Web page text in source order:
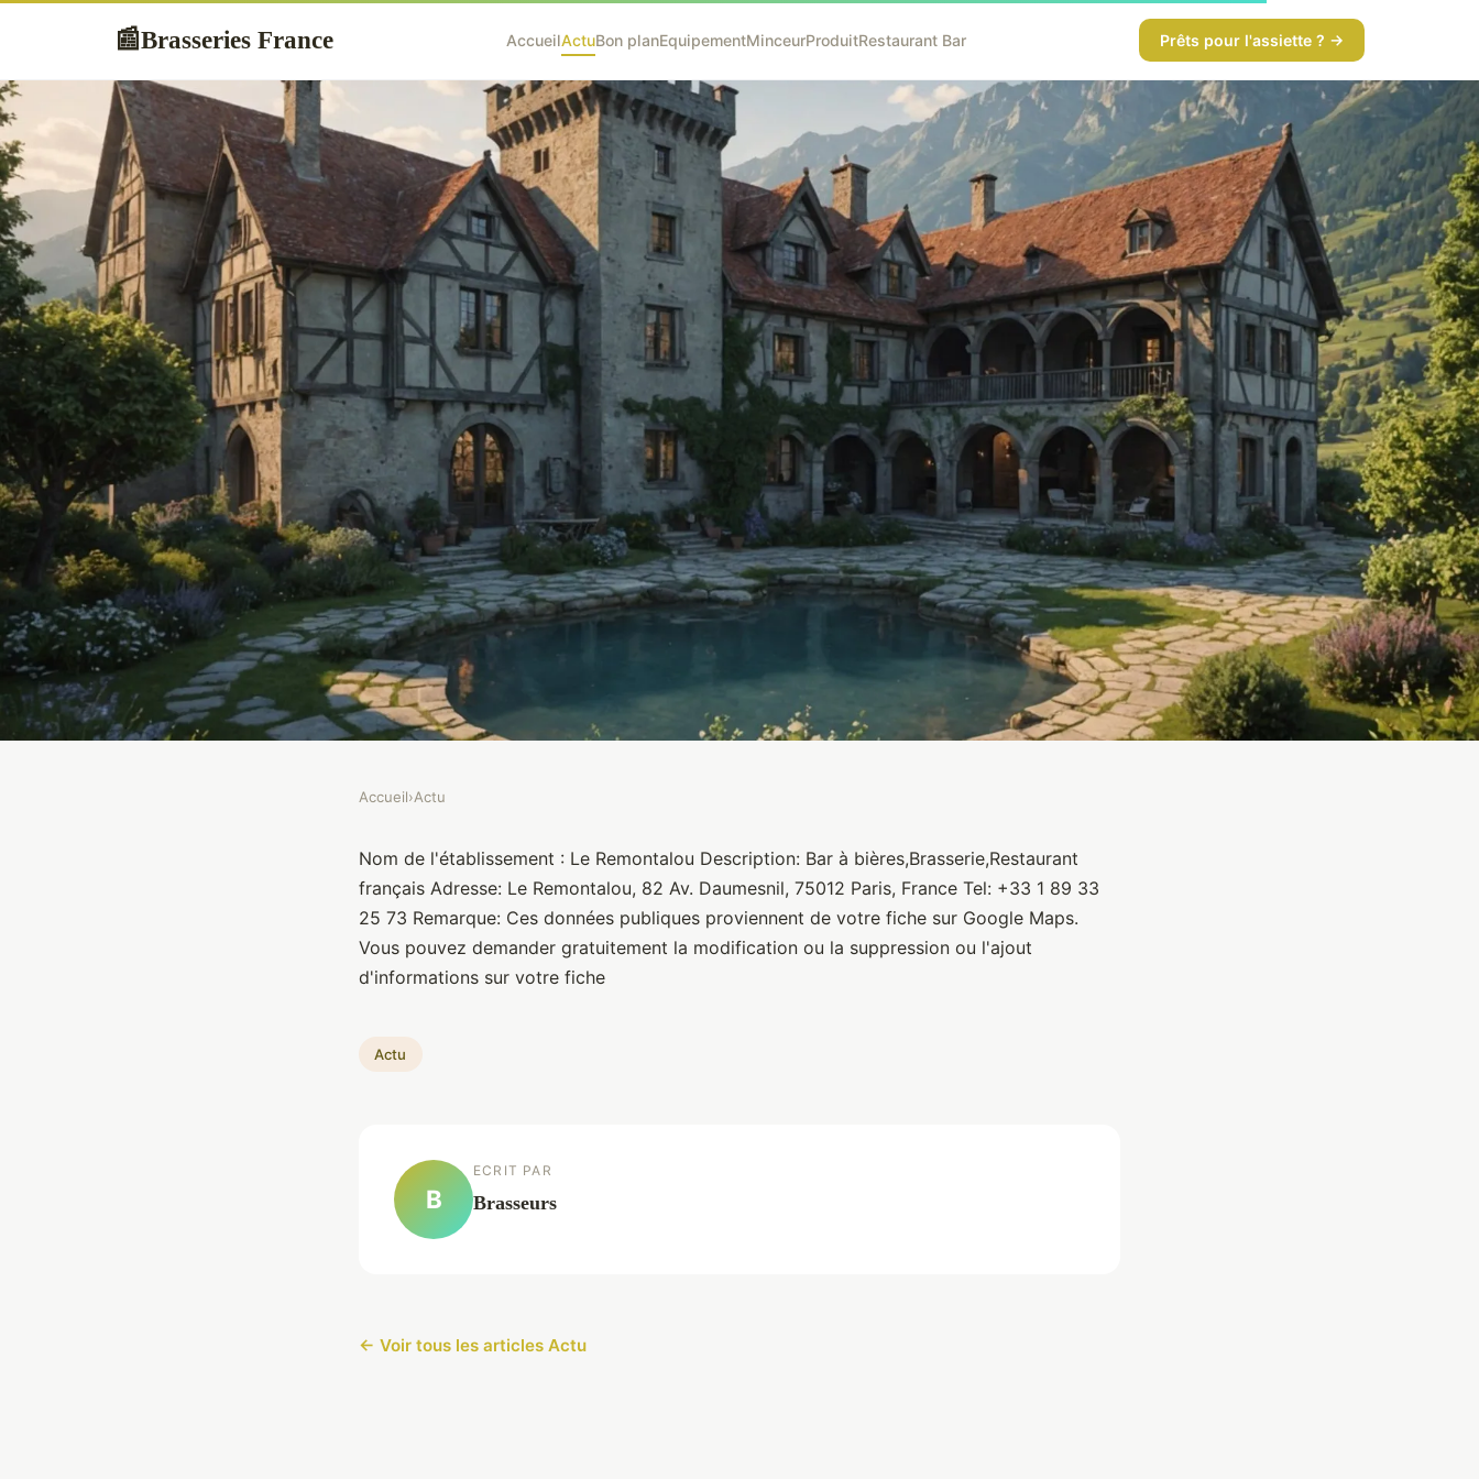
📰Brasseries France AccueilActuBon planEquipementMinceurProduitRestaurant Bar Prêts pour l'assiette ? →
Le Remontalou
Accueil›Actu
Nom de l'établissement : Le Remontalou Description: Bar à bières,Brasserie,Restaurant
français Adresse: Le Remontalou, 82 Av. Daumesnil, 75012 Paris, France Tel: +33 1 89 33
25 73 Remarque: Ces données publiques proviennent de votre fiche sur Google Maps.
Vous pouvez demander gratuitement la modification ou la suppression ou l'ajout
d'informations sur votre fiche
Actu
B
ECRIT PAR
Brasseurs
← Voir tous les articles Actu